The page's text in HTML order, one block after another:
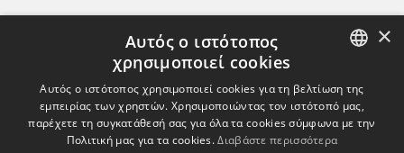
ENGLISH
BULGARIAN
CROATIAN
×
Αυτός ο ιστότοπος
χρησιμοποιεί cookies
Αυτός ο ιστότοπος χρησιμοποιεί cookies για τη βελτίωση της
εμπειρίας των χρηστών. Χρησιμοποιώντας τον ιστότοπό μας,
παρέχετε τη συγκατάθεσή σας για όλα τα cookies σύμφωνα με την
Πολιτική μας για τα cookies.Διαβάστε περισσότερα